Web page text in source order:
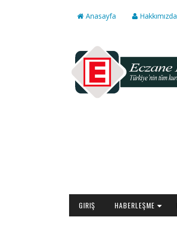
Anasayfa Hakkımızda
GIRIŞ HABERLEŞME